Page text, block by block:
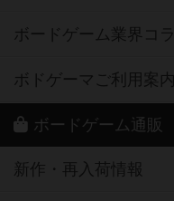
ボードゲーム業界コ
ボドゲーマご利用案内
ボードゲーム通販
新作・再入荷情報